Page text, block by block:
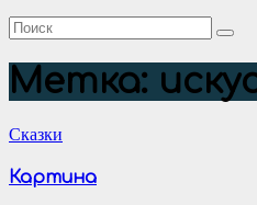
Метка:
Сказки
Картина